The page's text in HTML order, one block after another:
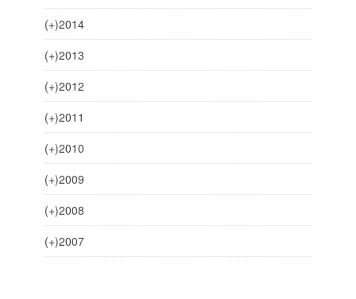
(+)2014
(+)2013
(+)2012
(+)2011
(+)2010
(+)2009
(+)2008
(+)2007